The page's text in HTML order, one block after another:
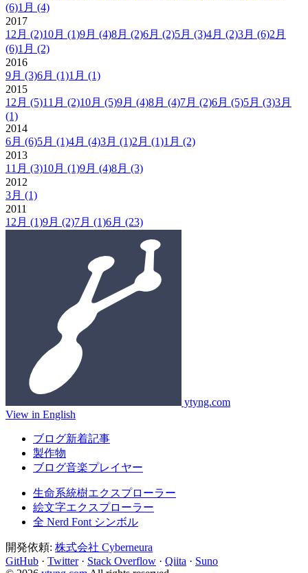
(6)1月 (4)
2017
12月 (2)10月 (1)9月 (4)8月 (2)6月 (2)5月 (3)4月 (2)3月 (6)2月
(6)1月 (2)
2016
9月 (3)6月 (1)1月 (1)
2015
12月 (5)11月 (2)10月 (5)9月 (4)8月 (4)7月 (2)6月 (5)5月 (3)3月
(1)
2014
6月 (6)5月 (1)4月 (4)3月 (1)2月 (1)1月 (2)
2013
11月 (3)10月 (1)9月 (4)8月 (3)
2012
3月 (1)
2011
12月 (1)9月 (2)7月 (1)6月 (23)
ytyng.com
View in English
ブログ新着記事
製作物
ブログ音楽プレイヤー
生命系統樹エクスプローラー
絵文字エクスプローラー
全 Nerd Font シンボル
開発依頼: 株式会社 Cyberneura
GitHub · Twitter · Stack Overflow · Qiita · Suno